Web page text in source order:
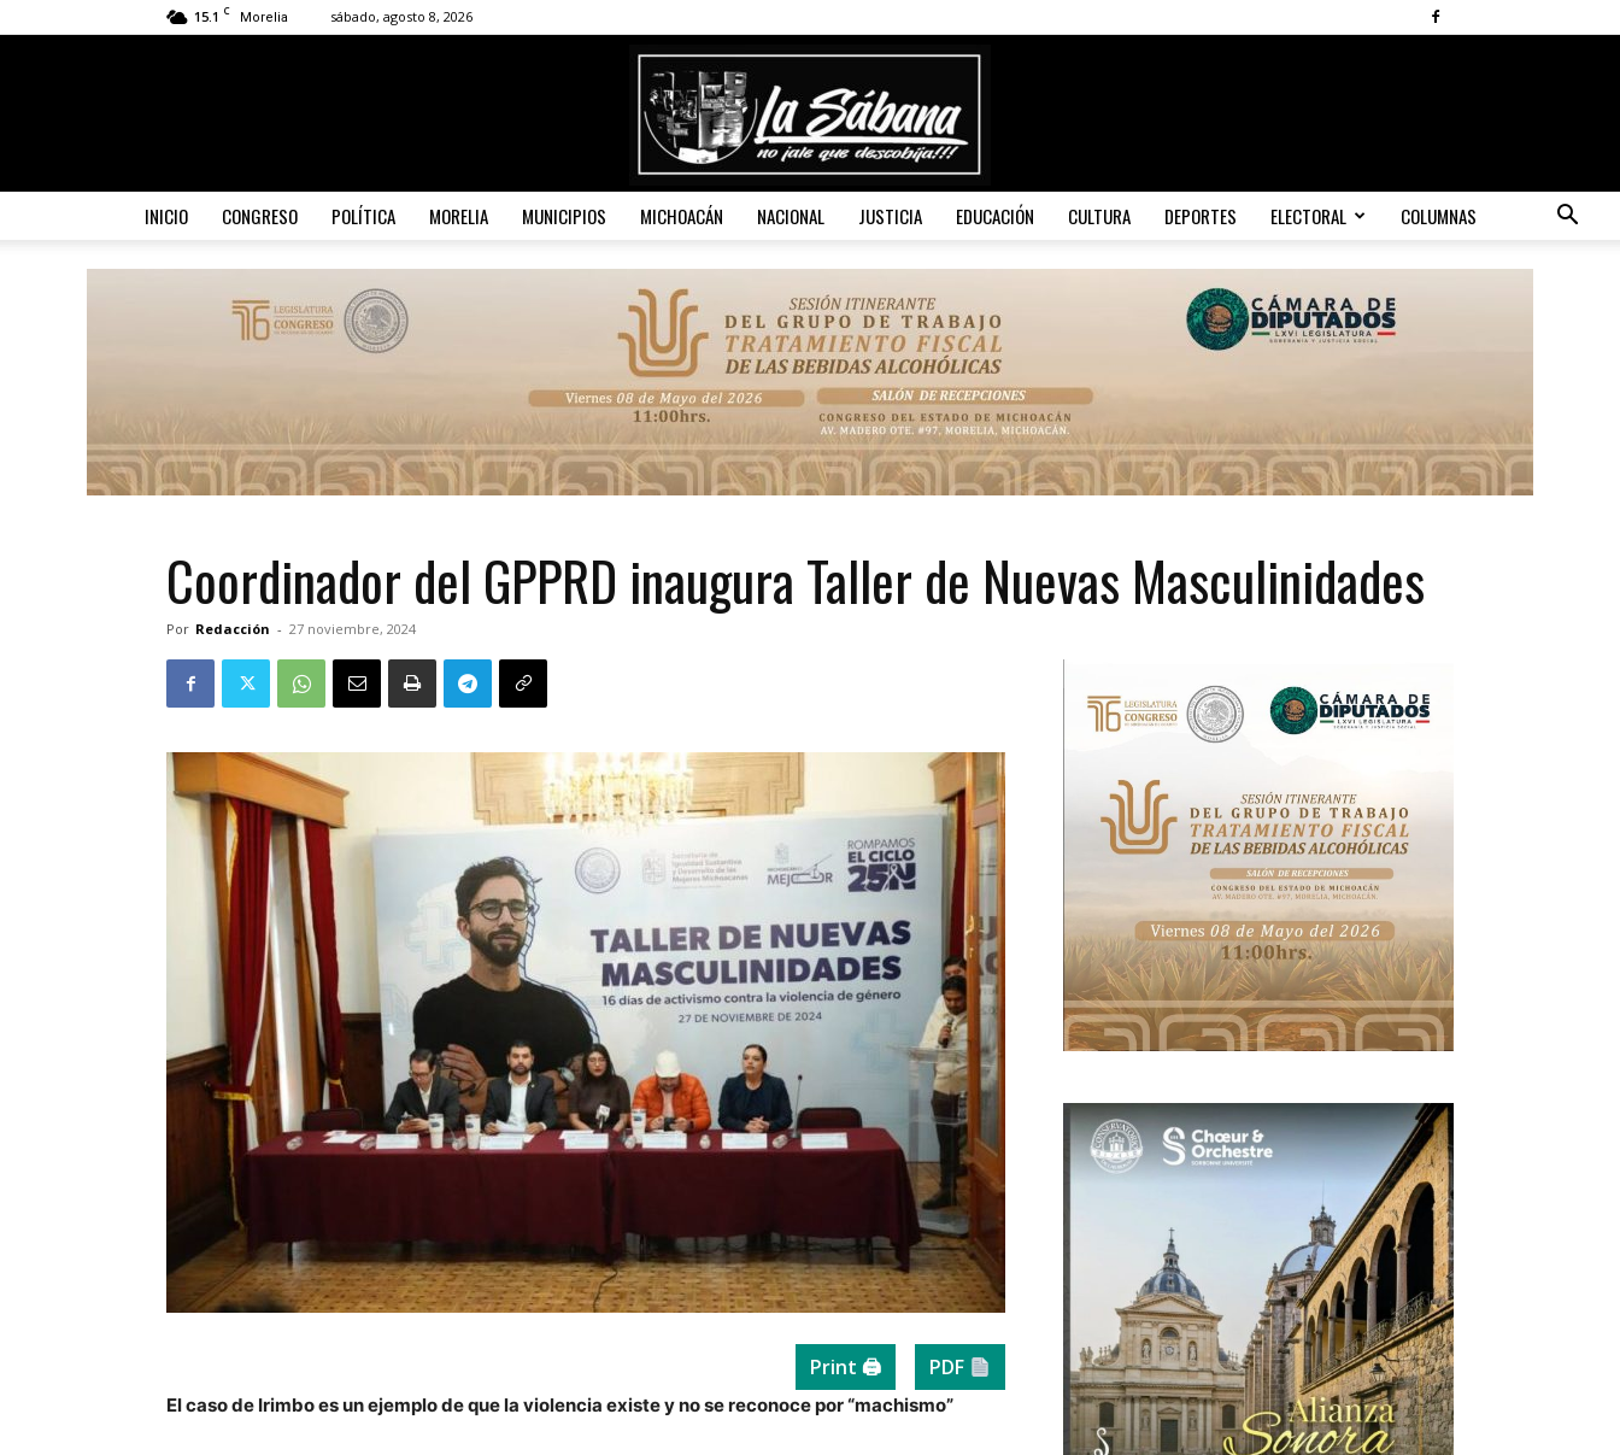
15.1 C Morelia sábado, agosto 8, 2026
Sábana
INICIO CONGRESO POLÍTICA MORELIA MUNICIPIOS MICHOACÁN NACIONAL JUSTICIA EDUCACIÓN CULTURA DEPORTES ELECTORAL COLUMNAS
Coordinador del GPPRD inaugura Taller de Nuevas Masculinidades
Por Redacción - 27 noviembre, 2024
Print 🖨 PDF
El caso de Irimbo es un ejemplo de que la violencia existe y no se reconoce por “machismo”